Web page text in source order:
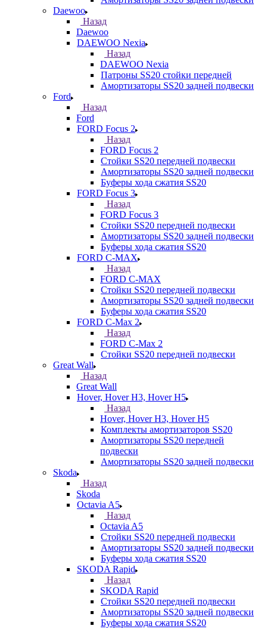
Daewoo
Назад
Daewoo
DAEWOO Nexia
Назад
DAEWOO Nexia
Патроны SS20 стойки передней
Амортизаторы SS20 задней подвески
Ford
Назад
Ford
FORD Focus 2
Назад
FORD Focus 2
Стойки SS20 передней подвески
Амортизаторы SS20 задней подвески
Буферы хода сжатия SS20
FORD Focus 3
Назад
FORD Focus 3
Стойки SS20 передней подвески
Амортизаторы SS20 задней подвески
Буферы хода сжатия SS20
FORD С-MAX
Назад
FORD С-MAX
Стойки SS20 передней подвески
Амортизаторы SS20 задней подвески
Буферы хода сжатия SS20
FORD C-Max 2
Назад
FORD C-Max 2
Стойки SS20 передней подвески
Great Wall
Назад
Great Wall
Hover, Hover H3, Hover H5
Назад
Hover, Hover H3, Hover H5
Комплекты амортизаторов SS20
Амортизаторы SS20 передней
подвески
Амортизаторы SS20 задней подвески
Skoda
Назад
Skoda
Octavia A5
Назад
Octavia A5
Стойки SS20 передней подвески
Амортизаторы SS20 задней подвески
Буферы хода сжатия SS20
SKODA Rapid
Назад
SKODA Rapid
Стойки SS20 передней подвески
Амортизаторы SS20 задней подвески
Буферы хода сжатия SS20